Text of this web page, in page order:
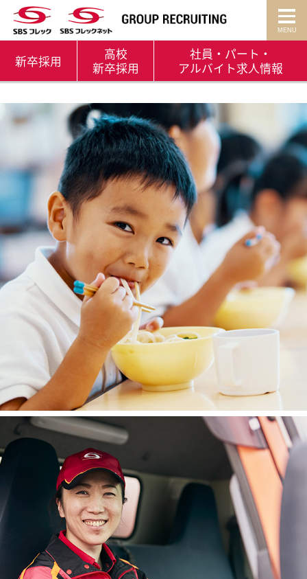
新卒採用
高校
新卒採用
社員・パート・
アルバイト求人情報